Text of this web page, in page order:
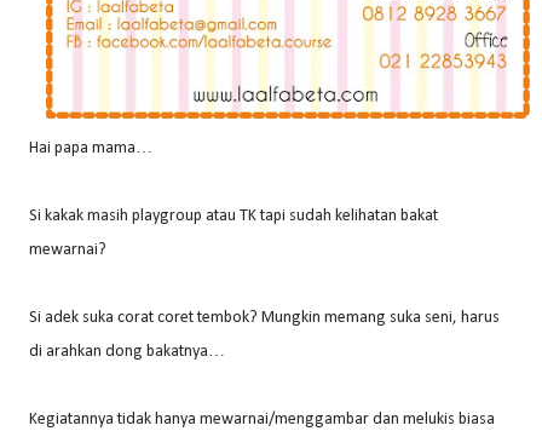
Hai papa mama…
Si kakak masih playgroup atau TK tapi sudah kelihatan bakat
mewarnai?
Si adek suka corat coret tembok? Mungkin memang suka seni, harus
di arahkan dong bakatnya…
Kegiatannya tidak hanya mewarnai/menggambar dan melukis biasa